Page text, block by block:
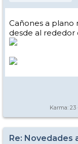
Cañones a plano
desde al rededor
Karma: 23
Re: Novedades